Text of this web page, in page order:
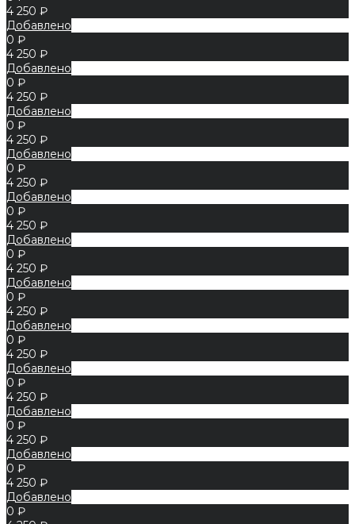
4 250 ₽
Добавлено
0 ₽
4 250 ₽
Добавлено
0 ₽
4 250 ₽
Добавлено
0 ₽
4 250 ₽
Добавлено
0 ₽
4 250 ₽
Добавлено
0 ₽
4 250 ₽
Добавлено
0 ₽
4 250 ₽
Добавлено
0 ₽
4 250 ₽
Добавлено
0 ₽
4 250 ₽
Добавлено
0 ₽
4 250 ₽
Добавлено
0 ₽
4 250 ₽
Добавлено
0 ₽
4 250 ₽
Добавлено
0 ₽